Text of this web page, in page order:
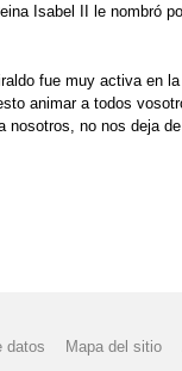
Isabel II le
fue muy activa
animar a todos
nosotros, no nos deja
datos Mapa del sitio